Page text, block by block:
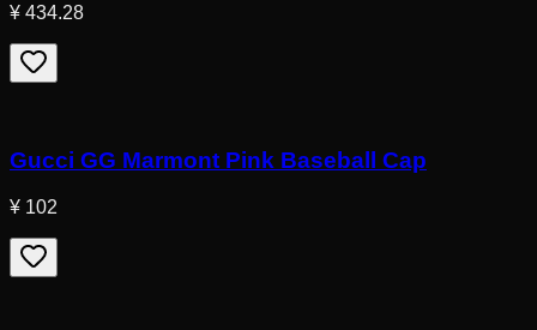
¥ 434.28
Gucci GG Marmont Pink Baseball Cap
¥ 102